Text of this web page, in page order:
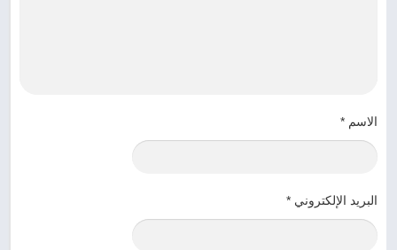
الاسم *
البريد الإلكتروني *